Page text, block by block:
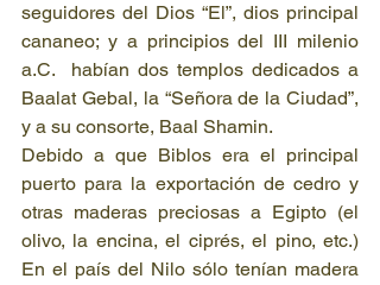
seguidores del Dios “El”, dios principal
cananeo; y a principios del III milenio
a.C.  habían dos templos dedicados a
Baalat Gebal, la “Señora de la Ciudad”,
y a su consorte, Baal Shamin.
Debido a que Biblos era el principal
puerto para la exportación de cedro y
otras maderas preciosas a Egipto (el
olivo, la encina, el ciprés, el pino, etc.)
En el país del Nilo sólo tenían madera